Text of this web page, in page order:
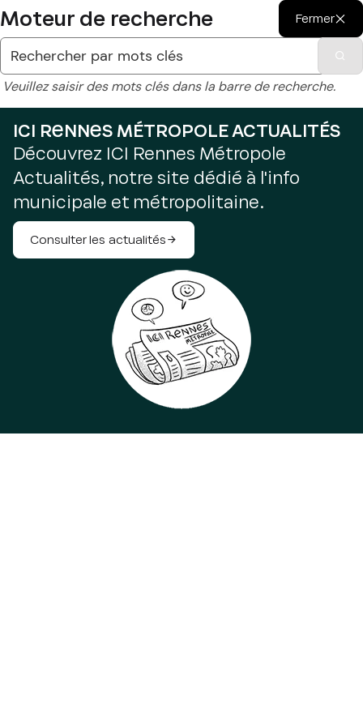
Moteur de recherche Fermer
Veuillez saisir des mots clés dans la barre de recherche.
ICI RENNES MÉTROPOLE ACTUALITÉS
Découvrez ICI Rennes Métropole
Actualités, notre site dédié à l'info
municipale et métropolitaine.
Consulter les actualités